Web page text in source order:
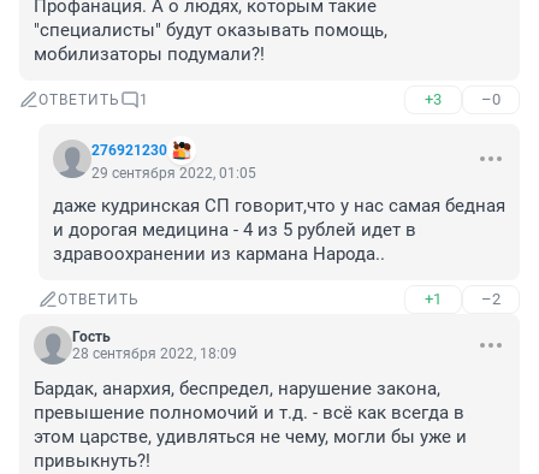
Профанация. А о людях, которым такие
"специалисты" будут оказывать помощь,
мобилизаторы подумали?!
ОТВЕТИТЬ 1 +3 –0
276921230
29 сентября 2022, 01:05
даже кудринская СП говорит,что у нас самая бедная
и дорогая медицина - 4 из 5 рублей идет в
здравоохранении из кармана Народа..
ОТВЕТИТЬ +1 –2
Гость
28 сентября 2022, 18:09
Бардак, анархия, беспредел, нарушение закона,
превышение полномочий и т.д. - всё как всегда в
этом царстве, удивляться не чему, могли бы уже и
привыкнуть?!